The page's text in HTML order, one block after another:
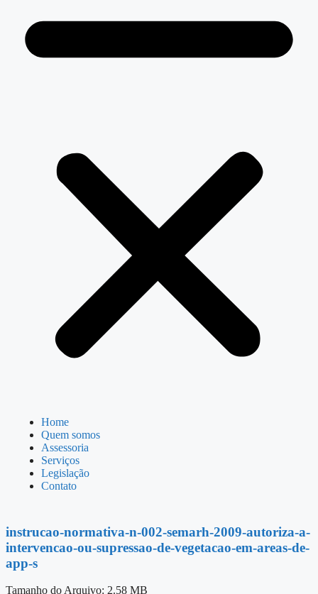
Home
Quem somos
Assessoria
Serviços
Legislação
Contato
instrucao-normativa-n-002-semarh-2009-autoriza-a-
intervencao-ou-supressao-de-vegetacao-em-areas-de-
app-s
Tamanho do Arquivo: 2.58 MB